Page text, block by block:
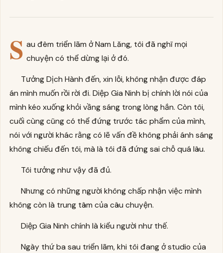
S au đêm triển lãm ở Nam Lăng, tôi đã nghĩ mọi
chuyện có thể dừng lại ở đó.
Tưởng Dịch Hành đến, xin lỗi, không nhận được đáp
án mình muốn rồi rời đi. Diệp Gia Ninh bị chính lời nói của
mình kéo xuống khỏi vầng sáng trong lòng hắn. Còn tôi,
cuối cùng cũng có thể đứng trước tác phẩm của mình,
nói với người khác rằng có lẽ vấn đề không phải ánh sáng
không chiếu đến tôi, mà là tôi đã đứng sai chỗ quá lâu.
Tôi tưởng như vậy đã đủ.
Nhưng có những người không chấp nhận việc mình
không còn là trung tâm của câu chuyện.
Diệp Gia Ninh chính là kiểu người như thế.
Ngày thứ ba sau triển lãm, khi tôi đang ở studio của